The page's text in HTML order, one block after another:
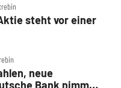
neue
Bank nimmt